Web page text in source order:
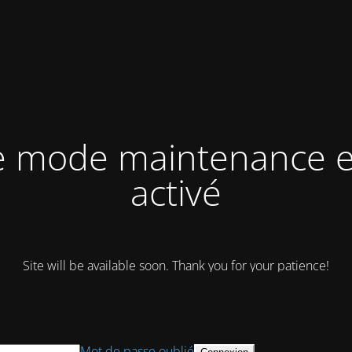
mode maintenance
activé
Site will be available soon. Thank you for your patience!